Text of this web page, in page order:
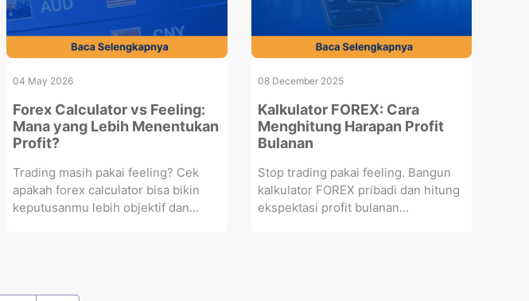
04 May 2026
Forex Calculator vs Feeling:
Mana yang Lebih Menentukan
Profit?
Trading masih pakai feeling? Cek
apakah forex calculator bisa bikin
keputusanmu lebih objektif dan...
08 December 2025
Kalkulator FOREX: Cara
Menghitung Harapan Profit
Bulanan
Stop trading pakai feeling. Bangun
kalkulator FOREX pribadi dan hitung
ekspektasi profit bulanan...